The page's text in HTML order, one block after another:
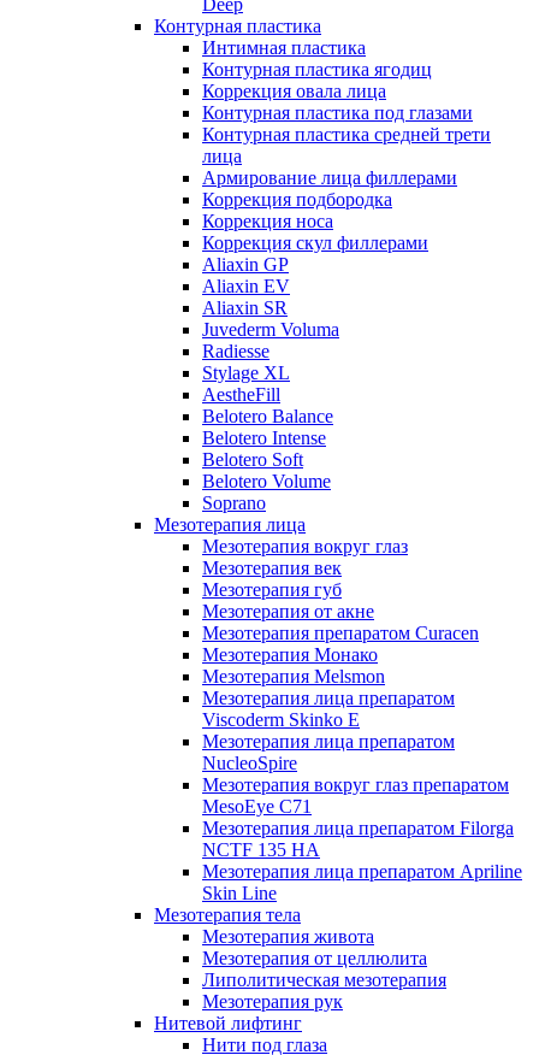
Deep
Контурная пластика
Интимная пластика
Контурная пластика ягодиц
Коррекция овала лица
Контурная пластика под глазами
Контурная пластика средней трети
лица
Армирование лица филлерами
Коррекция подбородка
Коррекция носа
Коррекция скул филлерами
Aliaxin GP
Aliaxin EV
Aliaxin SR
Juvederm Voluma
Radiesse
Stylage XL
AestheFill
Belotero Balance
Belotero Intense
Belotero Soft
Belotero Volume
Soprano
Мезотерапия лица
Мезотерапия вокруг глаз
Мезотерапия век
Мезотерапия губ
Мезотерапия от акне
Мезотерапия препаратом Curacen
Мезотерапия Монако
Мезотерапия Melsmon
Мезотерапия лица препаратом
Viscoderm Skinko E
Мезотерапия лица препаратом
NucleoSpire
Мезотерапия вокруг глаз препаратом
MesoEye С71
Мезотерапия лица препаратом Filorga
NCTF 135 HA
Мезотерапия лица препаратом Apriline
Skin Line
Мезотерапия тела
Мезотерапия живота
Мезотерапия от целлюлита
Липолитическая мезотерапия
Мезотерапия рук
Нитевой лифтинг
Нити под глаза